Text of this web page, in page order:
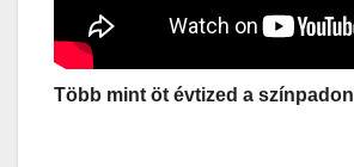
Több mint öt évtized a színpadon